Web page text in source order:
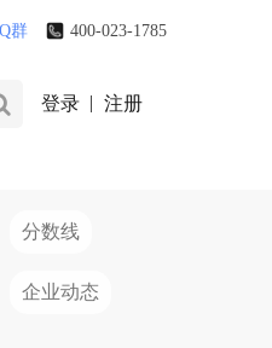
群 400-023-1785
登录 注册
分数线
企业动态